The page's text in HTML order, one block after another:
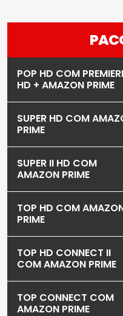
POP HD COM
HD + AMAZON PRIME
SUPER HD COM
PRIME
SUPER II HD COM
AMAZON PRIME
TOP HD COM
PRIME
TOP HD CONNECT II
COM AMAZON PRIME
TOP CONNECT COM
AMAZON PRIME